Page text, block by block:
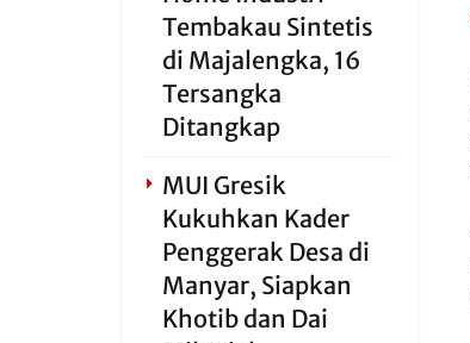
Tembakau Sintetis
di Majalengka, 16
Tersangka
Ditangkap
MUI Gresik
Kukuhkan Kader
Penggerak Desa di
Manyar, Siapkan
Khotib dan Dai